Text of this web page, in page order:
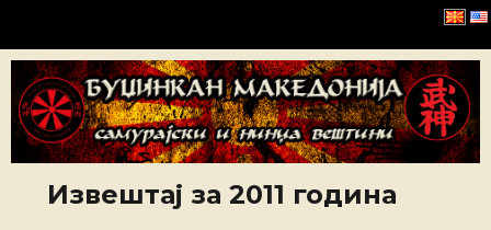
Буџинкан Македонија
Извештај за 2011 година